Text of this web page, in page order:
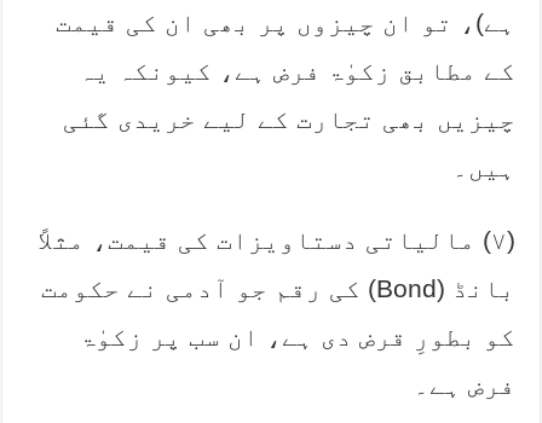
ہے)، تو ان چیزوں پر بھی ان کی قیمت
کے مطابق ‏زکوٰۃ فرض ہے، کیونکہ یہ
چیزیں بھی تجارت کے لیے خریدی گئی
ہیں۔
‏(۷) مالیاتی دستاویزات کی قیمت، مثلاً
بانڈ (‏Bond‏) کی رقم جو آدمی نے حکومت
کو بطورِ قرض دی ہے، ‏ان سب پر زکوٰۃ
فرض ہے۔